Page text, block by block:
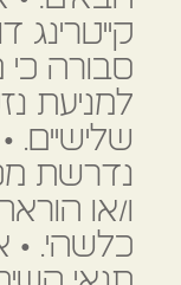
קייטרינג
סבורה
למניעת
נדרשת
ו/או
כלשהי.